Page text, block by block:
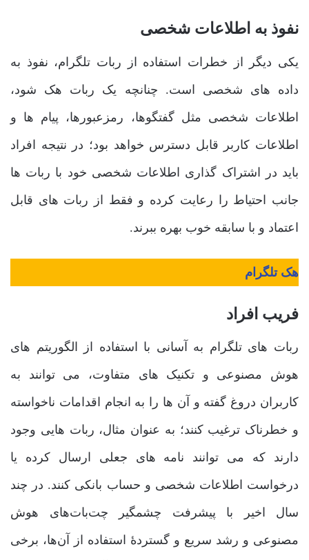
نفوذ به اطلاعات شخصی
یکی دیگر از خطرات استفاده از ربات تلگرام، نفوذ به
داده های شخصی است. چنانچه یک ربات هک شود،
اطلاعات شخصی مثل گفتگوها، رمزعبورها، پیام ها و
اطلاعات کاربر قابل دسترس خواهد بود؛ در نتیجه افراد
باید در اشتراک گذاری اطلاعات شخصی خود با ربات ها
جانب احتیاط را رعایت کرده و فقط از ربات های قابل
اعتماد و با سابقه خوب بهره ببرند.
هک تلگرام
فریب افراد
ربات های تلگرام به آسانی با استفاده از الگوریتم های
هوش مصنوعی و تکنیک های متفاوت، می توانند به
کاربران دروغ گفته و آن ها را به انجام اقدامات ناخواسته
و خطرناک ترغیب کنند؛ به عنوان مثال، ربات هایی وجود
دارند که می توانند نامه های جعلی ارسال کرده یا
درخواست اطلاعات شخصی و حساب بانکی کنند. در چند
سال اخیر با پیشرفت چشمگیر چت‌بات‌های هوش
مصنوعی و رشد سریع و گستردۀ استفاده از آن‌ها، برخی